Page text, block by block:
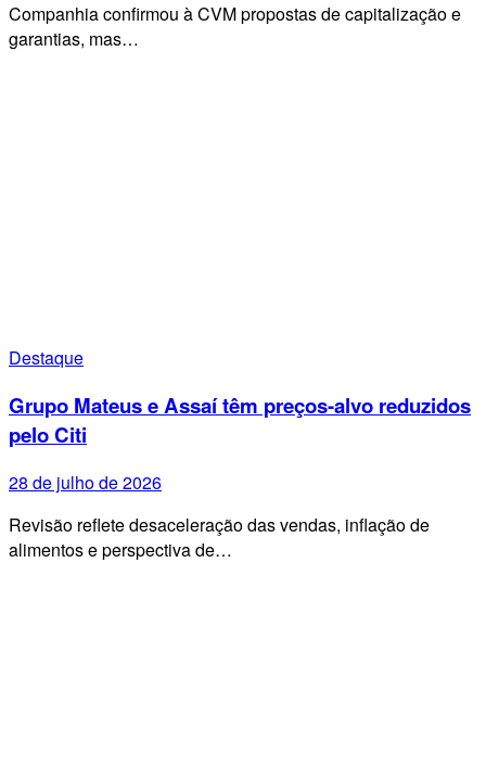
Companhia confirmou à CVM propostas de capitalização e
garantias, mas…
Destaque
Grupo Mateus e Assaí têm preços-alvo reduzidos
pelo Citi
28 de julho de 2026
Revisão reflete desaceleração das vendas, inflação de
alimentos e perspectiva de…